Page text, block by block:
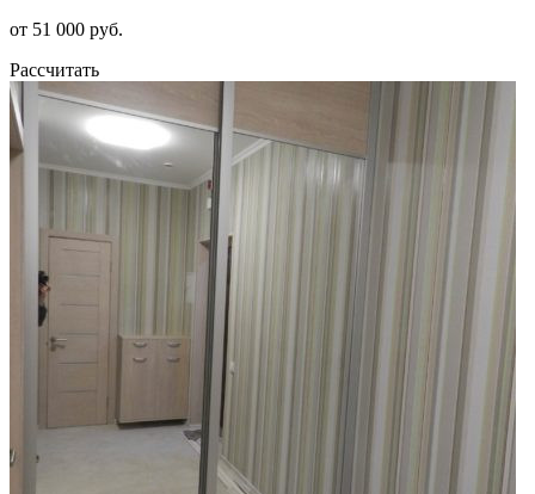
от 51 000 руб.
Рассчитать